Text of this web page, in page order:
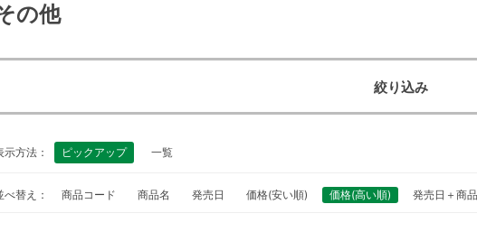
の他
絞り込み
示方法： ピックアップ 一覧
べ替え： 商品コード 商品名 発売日 価格(安い順) 価格(高い順) 発売日＋商